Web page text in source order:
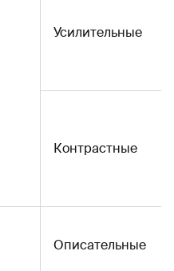
Усилительные
Контрастные
Описательные